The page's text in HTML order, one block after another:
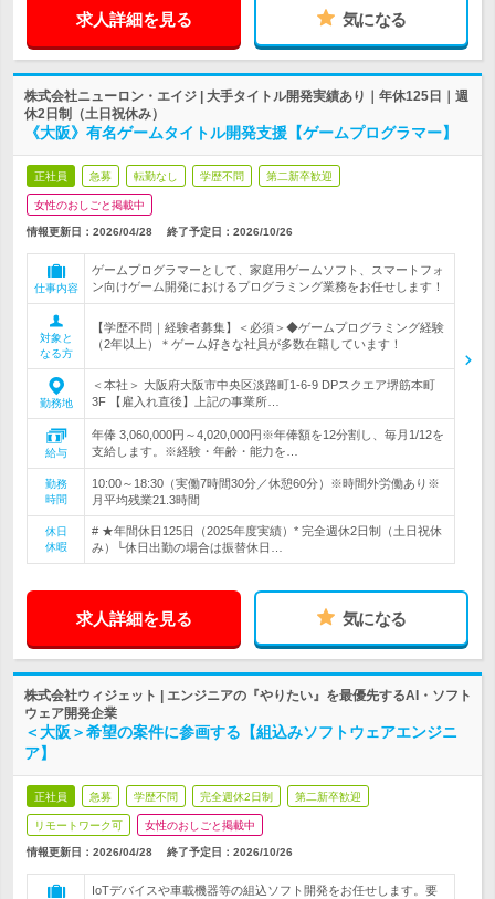
求人詳細を見る 気になる
株式会社ニューロン・エイジ | 大手タイトル開発実績あり｜年休125日｜週
休2日制（土日祝休み）
《大阪》有名ゲームタイトル開発支援【ゲームプログラマー】
正社員 急募 転勤なし 学歴不問 第二新卒歓迎
女性のおしごと掲載中
情報更新日：2026/04/28 終了予定日： 2026/10/26
仕事内容
ゲームプログラマーとして、家庭用ゲームソフト、スマートフォ
ン向けゲーム開発におけるプログラミング業務をお任せします！
対象と
なる方
【学歴不問｜経験者募集】＜必須＞◆ゲームプログラミング経験
（2年以上）＊ゲーム好きな社員が多数在籍しています！
勤務地
＜本社＞ 大阪府大阪市中央区淡路町1-6-9 DPスクエア堺筋本町
3F 【雇入れ直後】上記の事業所…
給与
年俸 3,060,000円～4,020,000円※年俸額を12分割し、毎月1/12を
支給します。※経験・年齢・能力を…
勤務
時間
10:00～18:30（実働7時間30分／休憩60分）※時間外労働あり※
月平均残業21.3時間
休日
休暇
# ★年間休日125日（2025年度実績）* 完全週休2日制（土日祝休
み）└休日出勤の場合は振替休日…
求人詳細を見る 気になる
株式会社ウィジェット | エンジニアの『やりたい』を最優先するAI・ソフト
ウェア開発企業
＜大阪＞希望の案件に参画する【組込みソフトウェアエンジニ
ア】
正社員 急募 学歴不問 完全週休2日制 第二新卒歓迎
リモートワーク可 女性のおしごと掲載中
情報更新日：2026/04/28 終了予定日： 2026/10/26
IoTデバイスや車載機器等の組込ソフト開発をお任せします。要